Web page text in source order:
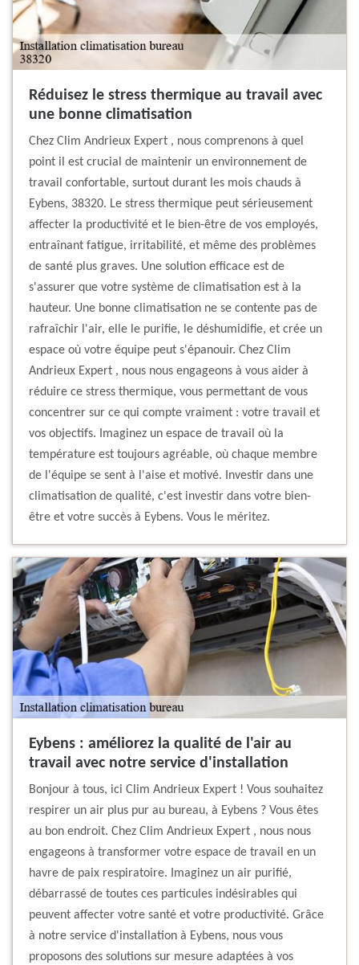
Réduisez le stress thermique au travail avec
une bonne climatisation
Chez Clim Andrieux Expert , nous comprenons à quel
point il est crucial de maintenir un environnement de
travail confortable, surtout durant les mois chauds à
Eybens, 38320. Le stress thermique peut sérieusement
affecter la productivité et le bien-être de vos employés,
entraînant fatigue, irritabilité, et même des problèmes
de santé plus graves. Une solution efficace est de
s'assurer que votre système de climatisation est à la
hauteur. Une bonne climatisation ne se contente pas de
rafraîchir l'air, elle le purifie, le déshumidifie, et crée un
espace où votre équipe peut s'épanouir. Chez Clim
Andrieux Expert , nous nous engageons à vous aider à
réduire ce stress thermique, vous permettant de vous
concentrer sur ce qui compte vraiment : votre travail et
vos objectifs. Imaginez un espace de travail où la
température est toujours agréable, où chaque membre
de l'équipe se sent à l'aise et motivé. Investir dans une
climatisation de qualité, c'est investir dans votre bien-
être et votre succès à Eybens. Vous le méritez.
Eybens : améliorez la qualité de l'air au
travail avec notre service d'installation
Bonjour à tous, ici Clim Andrieux Expert ! Vous souhaitez
respirer un air plus pur au bureau, à Eybens ? Vous êtes
au bon endroit. Chez Clim Andrieux Expert , nous nous
engageons à transformer votre espace de travail en un
havre de paix respiratoire. Imaginez un air purifié,
débarrassé de toutes ces particules indésirables qui
peuvent affecter votre santé et votre productivité. Grâce
à notre service d'installation à Eybens, nous vous
proposons des solutions sur mesure adaptées à vos